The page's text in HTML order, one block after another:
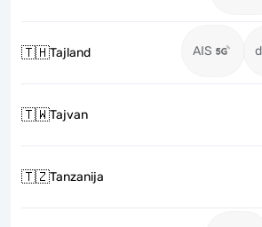
🇹🇭Tajland AIS
🇹🇼Tajvan
🇹🇿Tanzanija